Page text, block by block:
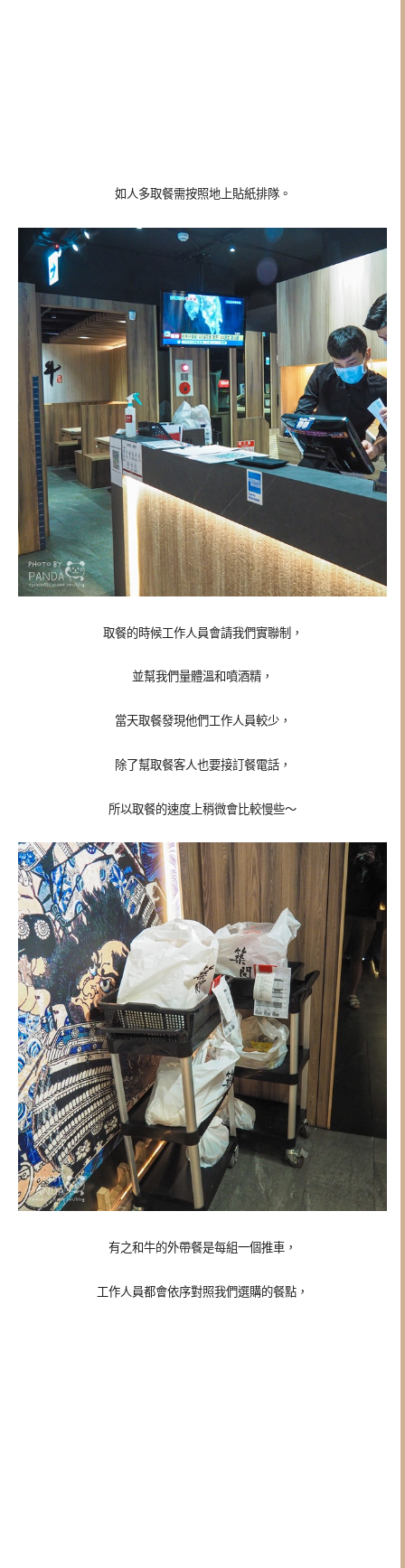
如人多取餐需按照地上貼紙排隊。
取餐的時候工作人員會請我們實聯制，
並幫我們量體溫和噴酒精，
當天取餐發現他們工作人員較少，
除了幫取餐客人也要接訂餐電話，
所以取餐的速度上稍微會比較慢些～
有之和牛的外帶餐是每組一個推車，
工作人員都會依序對照我們選購的餐點，